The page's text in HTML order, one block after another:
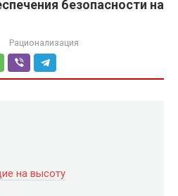
безопасности на
Рационализация
на высоту